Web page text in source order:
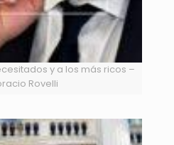
y a los más ricos –
Rovelli